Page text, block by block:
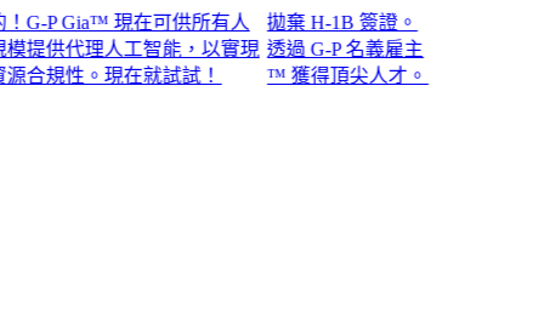
P Gia™ 現在可供所有人
供代理人工智能，以實現
規性。現在就試試！​​
拋棄 H-1B 簽證。
透過 G-P 名義雇主
™ 獲得頂尖人才。​​